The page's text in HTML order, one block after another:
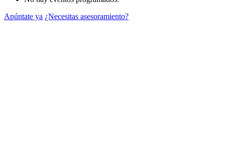
Apúntate ya ¿Necesitas asesoramiento?